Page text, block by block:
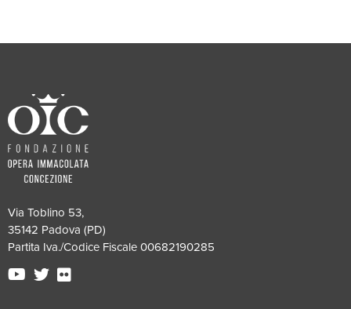
Via Toblino 53,
35142 Padova (PD)
Partita Iva./Codice Fiscale 00682190285